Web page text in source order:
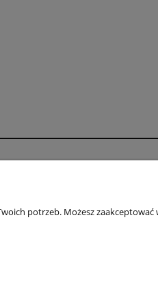
bankowych
potrzeb. Możesz